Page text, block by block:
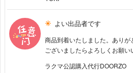
よい出品者です
商品到着いたしました。あり
ございましたらよろしくお願い
ラクマ公認購入代行DOORZO